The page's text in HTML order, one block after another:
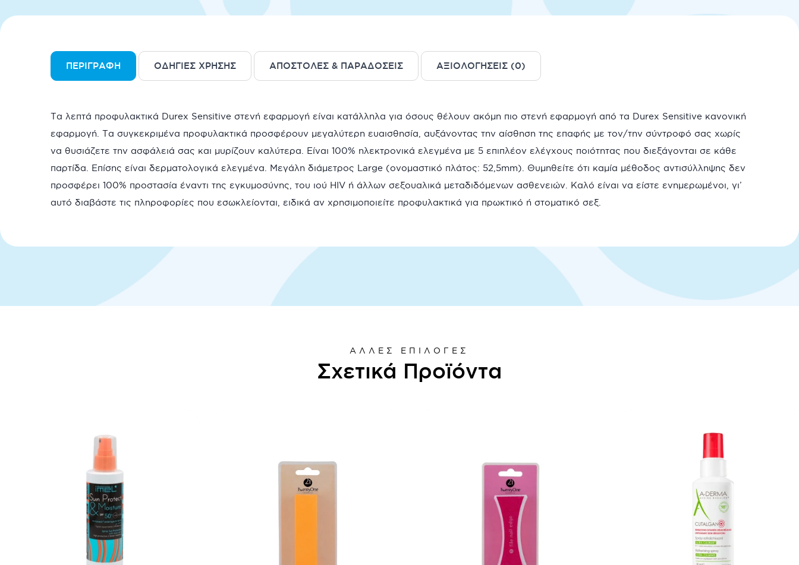
ΠΕΡΙΓΡΑΦΉ ΟΔΗΓΊΕΣ ΧΡΉΣΗΣ ΑΠΟΣΤΟΛΈΣ & ΠΑΡΑΔΌΣΕΙΣ ΑΞΙΟΛΟΓΉΣΕΙΣ (0)
Τα λεπτά προφυλακτικά Durex Sensitive στενή εφαρμογή είναι κατάλληλα για όσους θέλουν ακόμη πιο στενή εφαρμογή από τα Durex Sensitive κανονική
εφαρμογή. Τα συγκεκριμένα προφυλακτικά προσφέρουν μεγαλύτερη ευαισθησία, αυξάνοντας την αίσθηση της επαφής με τον/την σύντροφό σας χωρίς
να θυσιάζετε την ασφάλειά σας και μυρίζουν καλύτερα. Είναι 100% ηλεκτρονικά ελεγμένα με 5 επιπλέον ελέγχους ποιότητας που διεξάγονται σε κάθε
παρτίδα. Επίσης είναι δερματολογικά ελεγμένα. Μεγάλη διάμετρος Large (oνομαστικό πλάτος: 52,5mm). Θυμηθείτε ότι καμία μέθοδος αντισύλληψης δεν
προσφέρει 100% προστασία έναντι της εγκυμοσύνης, του ιού HIV ή άλλων σεξουαλικά μεταδιδόμενων ασθενειών. Καλό είναι να είστε ενημερωμένοι, γι’
αυτό διαβάστε τις πληροφορίες που εσωκλείονται, ειδικά αν χρησιμοποιείτε προφυλακτικά για πρωκτικό ή στοματικό σεξ.
ΆΛΛΕΣ ΕΠΙΛΟΓΈΣ
Σχετικά Προϊόντα